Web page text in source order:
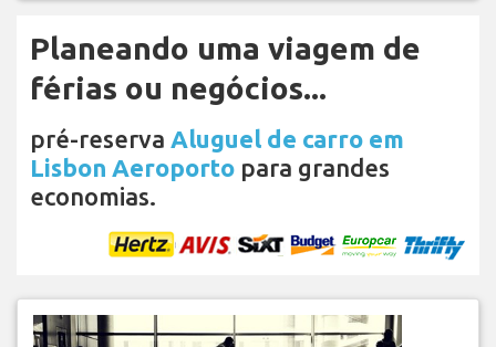
Planeando uma viagem de
férias ou negócios...
pré-reserva Aluguel de carro em
Lisbon Aeroporto para grandes
economias.